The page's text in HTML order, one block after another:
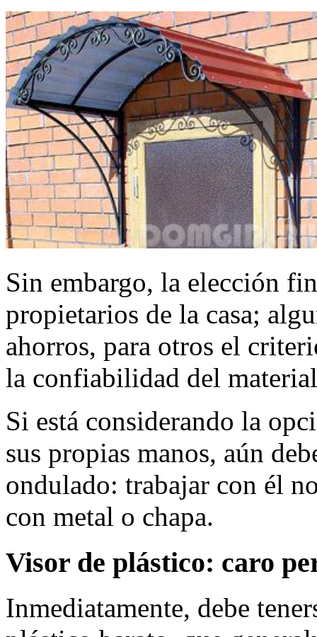
Sin embargo, la elección
propietarios de la casa;
ahorros, para otros el
la confiabilidad del
Si está considerando la
sus propias manos, aún
ondulado: trabajar con él
con metal o chapa.
Visor de plástico: caro
Inmediatamente, debe